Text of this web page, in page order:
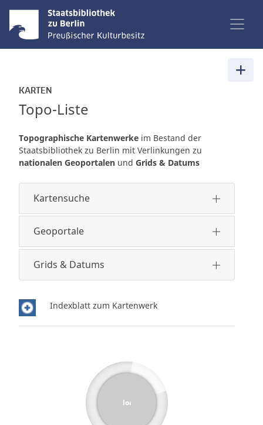
KARTEN
Topo-Liste
Topographische Kartenwerke im Bestand der
Staatsbibliothek zu Berlin mit Verlinkungen zu
nationalen Geoportalen und Grids & Datums
Kartensuche
Geoportale
Grids & Datums
Indexblatt zum Kartenwerk
loading...